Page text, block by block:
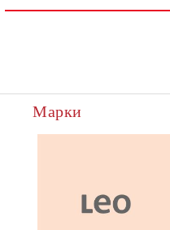
Марки